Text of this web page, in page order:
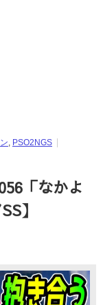
, PSO2NGS
「なかよ
】